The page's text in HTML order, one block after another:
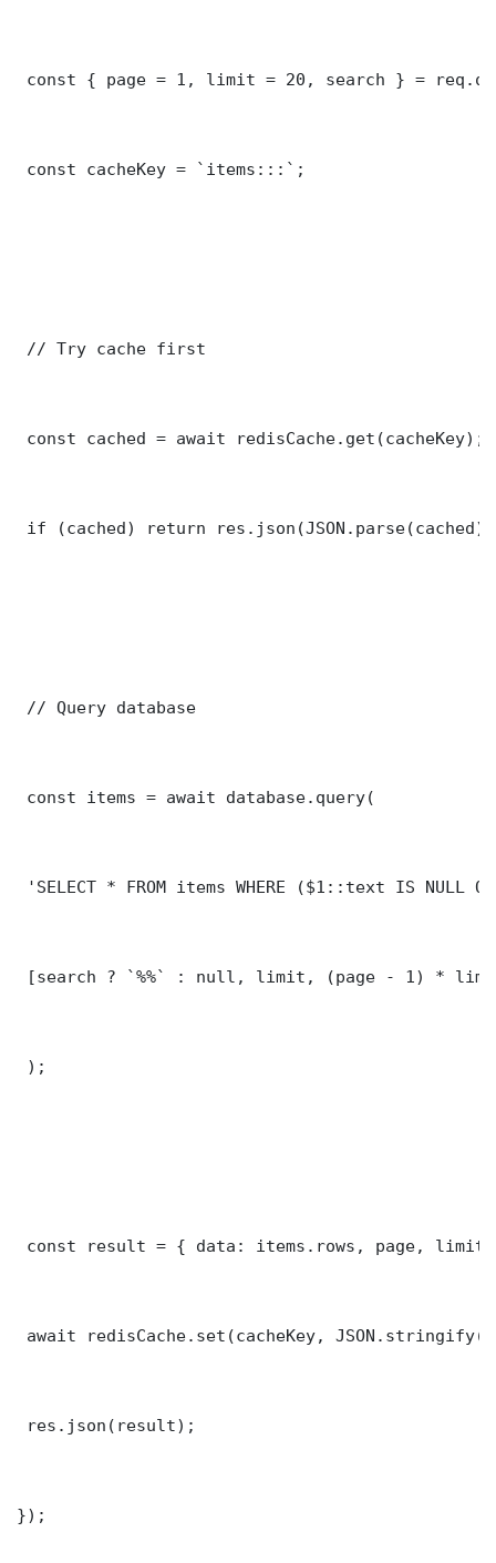
const { page = 1, limit = 20, search } =
const cacheKey = `items:::`;
// Try cache first
const cached = await redisCache.get(cacheKey);
if (cached) return
// Query database
const items = await database.query(
'SELECT * FROM items WHERE ($1::text IS NULL
[search ? `%%` : null, limit, (page - 1) *
);
const result = { data: items.rows, page,
await redisCache.set(cacheKey,
res.json(result);
});